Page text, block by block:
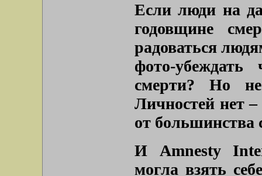
Если люди на
годовщине
радоваться
фото-
смерти? Но
Личностей нет
от большинства
И Amnesty
могла взять